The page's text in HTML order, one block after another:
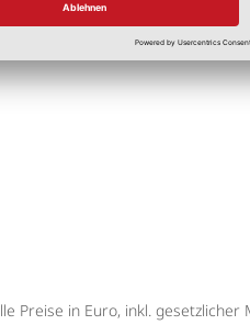
Preise in Euro, inkl. gesetzlicher